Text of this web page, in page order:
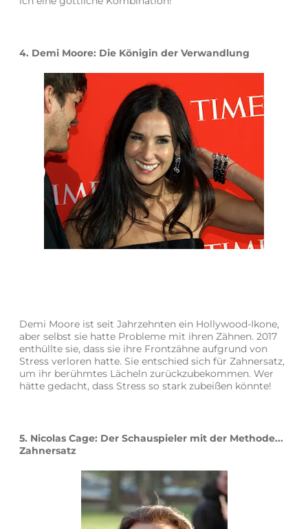
4. Demi Moore: Die Königin der Verwandlung
Demi Moore ist seit Jahrzehnten ein Hollywood-Ikone,
aber selbst sie hatte Probleme mit ihren Zähnen. 2017
enthüllte sie, dass sie ihre Frontzähne aufgrund von
Stress verloren hatte. Sie entschied sich für Zahnersatz,
um ihr berühmtes Lächeln zurückzubekommen. Wer
hätte gedacht, dass Stress so stark zubeißen könnte!
5. Nicolas Cage: Der Schauspieler mit der Methode...
Zahnersatz